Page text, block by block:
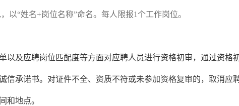
以“姓名+岗位名称”命名。每人限报1个工作岗位。
以及应聘岗位匹配度等方面对应聘人员进行资格初审，通过资格
承诺书。对证件不全、资质不符或未参加资格复审的，取消应
和地点。